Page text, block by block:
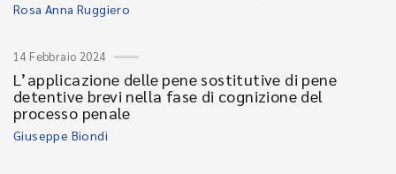
Rosa Anna Ruggiero
14 Febbraio 2024
L’applicazione delle pene sostitutive di pene
detentive brevi nella fase di cognizione del
processo penale
Giuseppe Biondi